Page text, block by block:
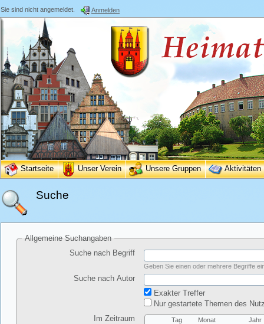
Sie sind nicht angemeldet. Anmelden
Startseite Unser Verein Unsere Gruppen Aktivitäten
Suche
Allgemeine Suchangaben
Suche nach Begriff
Geben Sie einen oder mehrere Begriffe
Suche nach Autor
Exakter Treffer
Nur gestartete Themen des
Im Zeitraum
Tag Monat Jahr